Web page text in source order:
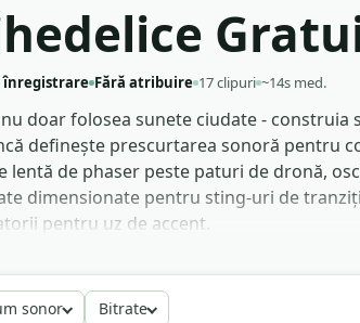
înregistrare Fără atribuire 17 clipuri ~14s med.
doar folosea sunete ciudate -
definește prescurtarea sonoră pentru
lentă de phaser peste paturi de dronă,
dimensionate pentru sting-uri de
pentru uz de accent.
sunet. Producătorii de muzică care
apelează la paturile mai lungi de
sonor Bitrate